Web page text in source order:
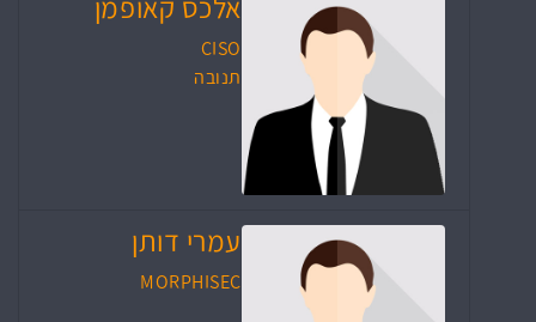
אלכס קאופמן
CISO
תנובה
עמרי דותן
MORPHISEC